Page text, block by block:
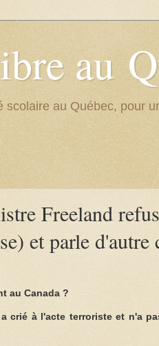
au
au Québec, pour
Freeland
et parle d'autre
au Canada ?
crié à l'acte terroriste et n'a